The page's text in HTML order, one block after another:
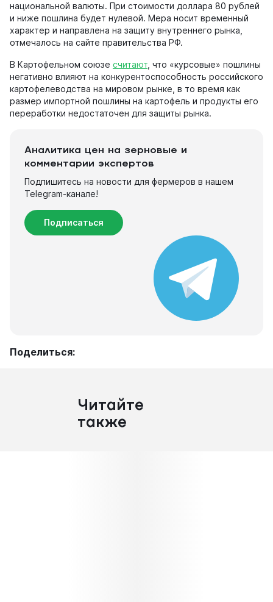
национальной валюты. При стоимости доллара 80 рублей
и ниже пошлина будет нулевой. Мера носит временный
характер и направлена на защиту внутреннего рынка,
отмечалось на сайте правительства РФ.
В Картофельном союзе считают , что «курсовые» пошлины
негативно влияют на конкурентоспособность российского
картофелеводства на мировом рынке, в то время как
размер импортной пошлины на картофель и продукты его
переработки недостаточен для защиты рынка.
Аналитика цен на зерновые и
комментарии экспертов
Подпишитесь на новости для фермеров в нашем
Telegram-канале!
Подписаться
Поделиться:
Читайте
также